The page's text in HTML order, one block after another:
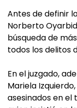
Antes de definir
Norberto
búsqueda de
todos los delitos
En el juzgado,
Mariela
asesinados en el